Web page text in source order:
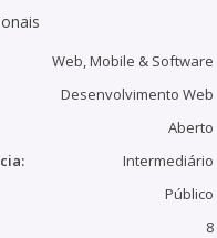
Web, Mobile & Software
Desenvolvimento Web
Aberto
Intermediário
Público
8